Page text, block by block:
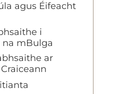
agus Éifeacht
i
na mBulga
ar